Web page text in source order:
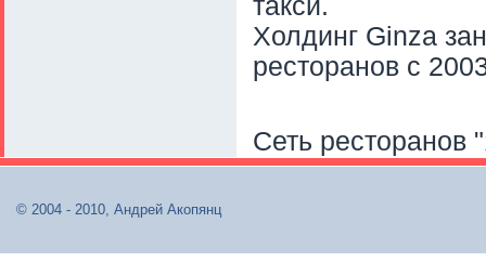
такси.
Холдинг Ginza
ресторанов с
Сеть ресторанов
© 2004 - 2010, Андрей Акопянц